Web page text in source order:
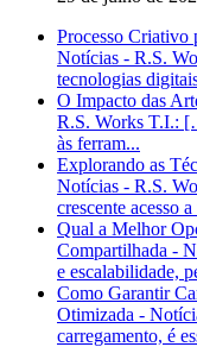
Processo Criativo
Notícias - R.S.
tecnologias
O Impacto das
R.S. Works T.I.:
às ferram...
Explorando as
Notícias - R.S.
crescente acesso
Qual a Melhor
Compartilhada -
e escalabilidade,
Como Garantir
Otimizada -
carregamento, é